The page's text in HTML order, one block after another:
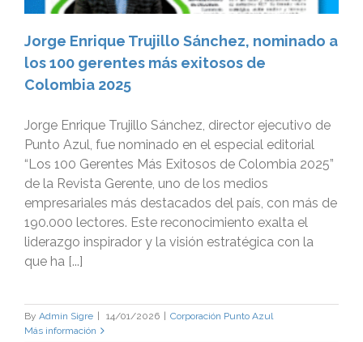
Jorge Enrique Trujillo Sánchez, nominado a
los 100 gerentes más exitosos de
Colombia 2025
Jorge Enrique Trujillo Sánchez, director ejecutivo de
Punto Azul, fue nominado en el especial editorial
“Los 100 Gerentes Más Exitosos de Colombia 2025”
de la Revista Gerente, uno de los medios
empresariales más destacados del país, con más de
190.000 lectores. Este reconocimiento exalta el
liderazgo inspirador y la visión estratégica con la
que ha [...]
By Admin Sigre 14/01/2026
Corporación Punto Azul
Más información